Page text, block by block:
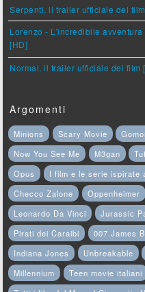
Serpenti, il trailer ufficiale del
Lorenzo - L'incredibile
[HD]
Normal, il trailer ufficiale del film
Argomenti
Minions Scary Movie
Now You See Me
M3gan
Opus
I film e le serie ispirate
Checco Zalone
Oppenheimer
Leonardo Da Vinci
Jurassic
Pirati dei Caraibi
007 James
Indiana Jones
Unbreakable
Millennium
Teen movie italiani